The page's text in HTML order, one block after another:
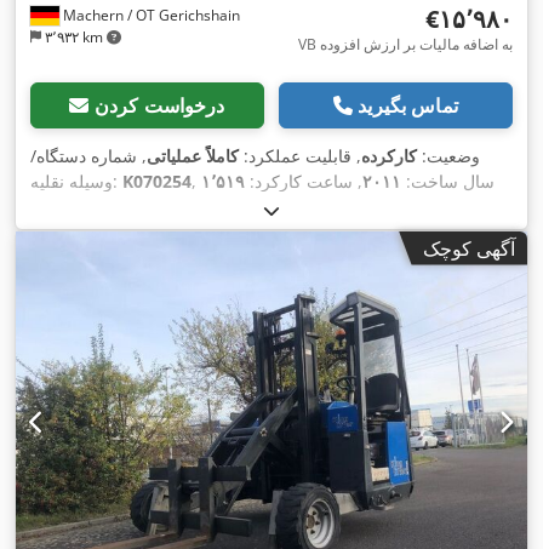
Machern / OT Gerichshain
۳٬۹۳۲ km
‎€۱۵٬۹۸۰
VB به اضافه مالیات بر ارزش افزوده
درخواست کردن تماس بگیرید
وضعیت:کارکرده, قابلیت عملکرد:کاملاً عملیاتی, شماره دستگاه/
وسیله نقلیه: K070254 , سال ساخت: ۲۰۱۱, ساعت کارکرد: ۱٬۵۱۹
, ارتفاع بالابری:
سوخت:دیزل, نوع دکل:سیمپلکس, ارتفاع سازه:۲٬۴۴۵ میلی‌متر
,
طول شاخک‌ها:آگهی کوچک